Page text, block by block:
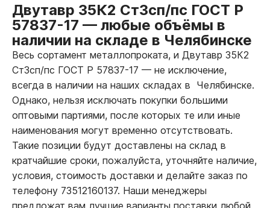
Двутавр 35К2 Ст3сп/пс ГОСТ Р
57837-17 — любые объёмы в
наличии на складе в Челябинске
Весь сортамент металлопроката, и Двутавр 35К2
Ст3сп/пс ГОСТ Р 57837-17 — не исключение,
всегда в наличии на наших складах в Челябинске.
Однако, нельзя исключать покупки большими
оптовыми партиями, после которых те или иные
наименования могут временно отсутствовать.
Такие позиции будут доставлены на склад в
кратчайшие сроки, пожалуйста, уточняйте наличие,
условия, стоимость доставки и делайте заказ по
телефону 73512160137. Наши менеджеры
предложат вам лучшие варианты поставки любой